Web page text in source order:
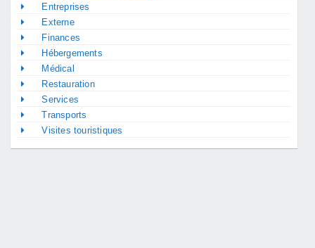
Entreprises
Externe
Finances
Hébergements
Médical
Restauration
Services
Transports
Visites touristiques